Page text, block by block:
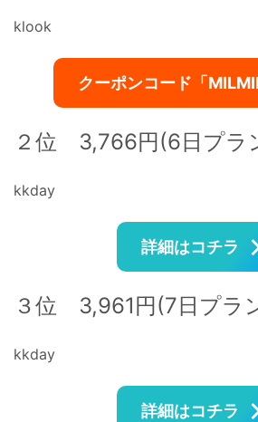
klook
クーポンコード「
２位 3,766円(6日プラ
kkday
詳細はコチラ
３位 3,961円(7日プラ
kkday
詳細はコチラ